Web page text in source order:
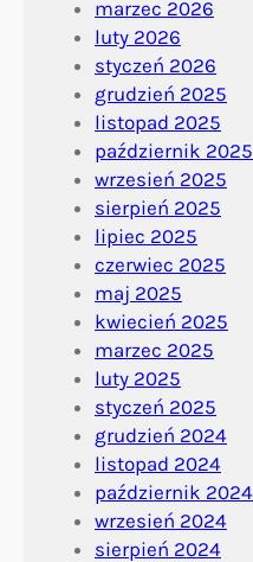
marzec 2026
luty 2026
styczeń 2026
grudzień 2025
listopad 2025
październik 2025
wrzesień 2025
sierpień 2025
lipiec 2025
czerwiec 2025
maj 2025
kwiecień 2025
marzec 2025
luty 2025
styczeń 2025
grudzień 2024
listopad 2024
październik 2024
wrzesień 2024
sierpień 2024